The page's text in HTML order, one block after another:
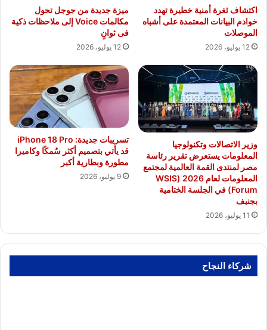
اكتشاف ثغرة أمنية خطيرة تهدد
خوادم البيانات المعتمدة على أشباه
الموصلات
12 يوليو، 2026
ميزة جديدة من جوجل تحول
مكالمات Voice إلى ملاحظات ذكية
فى ثوانٍ
12 يوليو، 2026
وزير الاتصالات وتكنولوجيا
المعلومات يستعرض تقرير رئاسة
مصر لمنتدى القمة العالمية لمجتمع
المعلومات لعام 2026 (WSIS
Forum) في الجلسة الختامية
بجنيف
11 يوليو، 2026
تسريبات جديدة: iPhone 18 Pro
قد يأتي بتصميم أكثر سُمكًا وكاميرا
مطورة وبطارية أكبر
9 يوليو، 2026
شركاء النجاح